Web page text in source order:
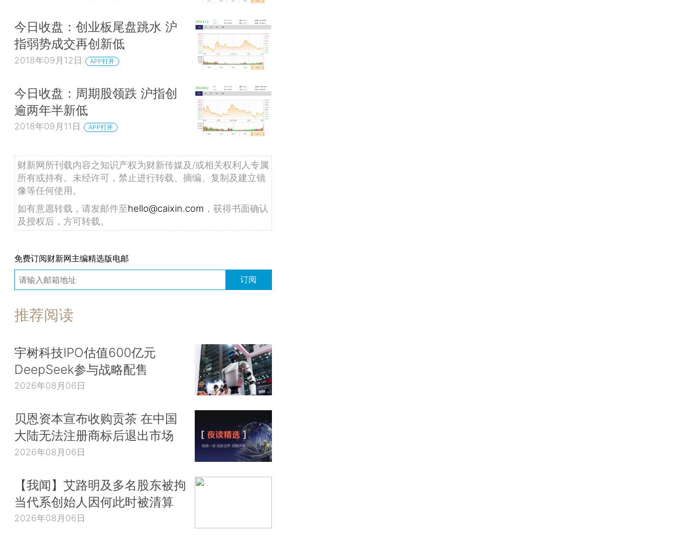
今日收盘：创业板尾盘跳水 沪
指弱势成交再创新低
2018年09月12日 APP打开
今日收盘：周期股领跌 沪指创
逾两年半新低
2018年09月11日 APP打开
财新网所刊载内容之知识产权为财新传媒及/或相关权利人专属
所有或持有。未经许可，禁止进行转载、摘编、复制及建立镜
像等任何使用。
如有意愿转载，请发邮件至hello@caixin.com ，获得书面确认
及授权后，方可转载。
免费订阅财新网主编精选版电邮
订阅
推荐阅读
宇树科技IPO估值600亿元
DeepSeek参与战略配售
2026年08月06日
贝恩资本宣布收购贡茶 在中国
大陆无法注册商标后退出市场
2026年08月06日
【我闻】艾路明及多名股东被拘
当代系创始人因何此时被清算
2026年08月06日